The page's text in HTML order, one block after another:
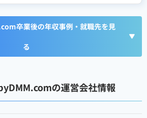
卒業後の年収事例・就職先を見
る
の運営会社情報